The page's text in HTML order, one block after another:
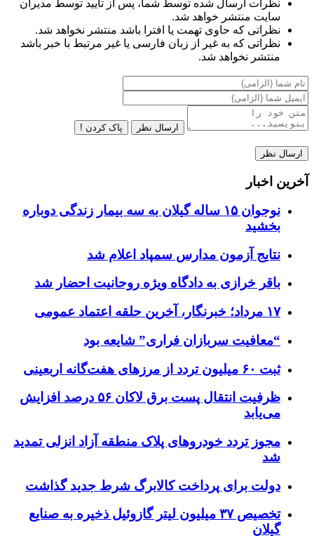
نظرات ارسال شده توسط شما، پس از تایید توسط مدیران
سایت منتشر خواهد شد.
نظراتی که حاوی تهمت یا افترا باشد منتشر نخواهد شد.
نظراتی که به غیر از زبان فارسی یا غیر مرتبط با خبر باشد
منتشر نخواهد شد.
ارسال نظر پاک کردن !
آخرین اخبار
نوجوان ۱۵ ساله گیلان به سه بیمار زندگی دوباره
بخشید
نتایج آزمون مدارس سمپاد اعلام شد
باقر خرازی به دادگاه ویژه روحانیت احضار شد
۱۷ مرداد؛ خبرنگار، آخرین حلقه اعتماد عمومی
“معافیت سربازان فراری” شایعه بود
ثبت ۶۰ میلیون تردد از مرزهای هفت‌گانه اربعینی
ظرفیت انتقال پست برق لاکان ۵۶ درصد افزایش
می‌یابد
مجوز تردد خودروهای پلاک منطقه آزاد انزلی تمدید
شد
دولت برای پرداخت کالابرگ شرط جدید گذاشت
تخصیص ۳۷ میلیون لیتر گازوئیل ذخیره به صنایع
گیلان